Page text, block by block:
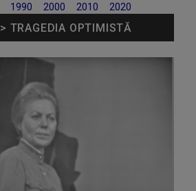
1990 2000 2010 2020
> TRAGEDIA OPTIMISTĂ